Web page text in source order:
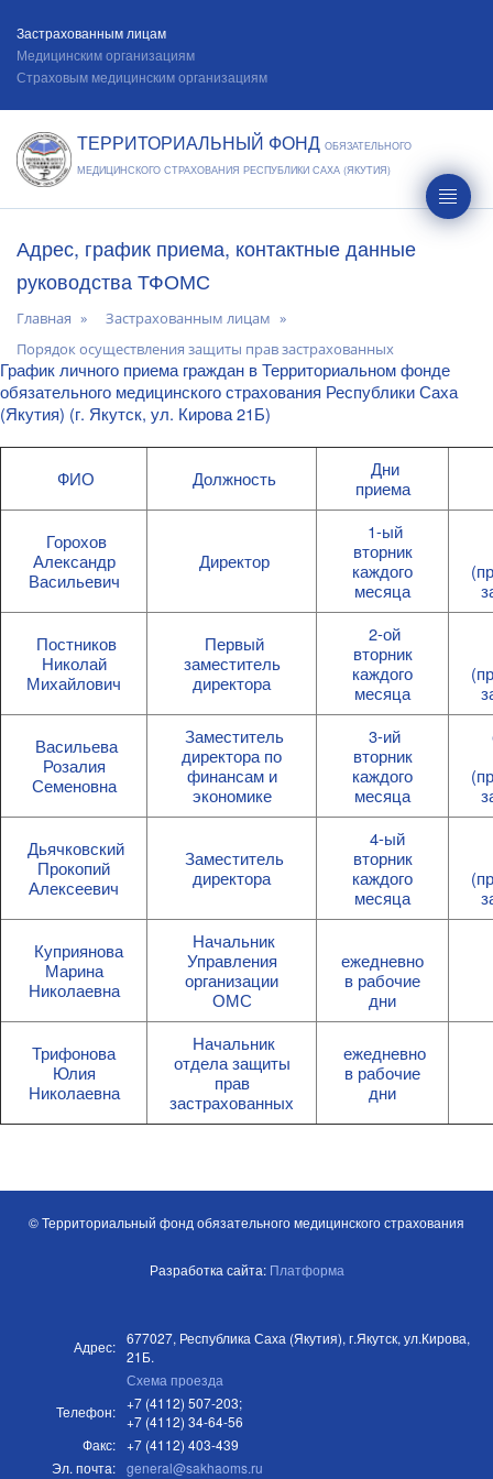
Застрахованным лицам
Медицинским организациям
Страховым медицинским организациям
ТЕРРИТОРИАЛЬНЫЙ ФОНД ОБЯЗАТЕЛЬНОГО
МЕДИЦИНСКОГО СТРАХОВАНИЯ РЕСПУБЛИКИ САХА (ЯКУТИЯ)
Адрес, график приема, контактные данные
руководства ТФОМС
Главная
Застрахованным лицам
Порядок осуществления защиты прав застрахованных
График личного приема граждан в Территориальном фонде
обязательного медицинского страхования Республики Саха
(Якутия) (г. Якутск, ул. Кирова 21Б)
ФИО Должность
Дни
приема
Горохов
Александр
Васильевич
Директор
1-ый
вторник
каждого
месяца
Постников
Николай
Михайлович
Первый
заместитель
директора
2-ой
вторник
каждого
месяца
Васильева
Розалия
Семеновна
Заместитель
директора по
финансам и
экономике
3-ий
вторник
каждого
месяца
Дьячковский
Прокопий
Алексеевич
Заместитель
директора
4-ый
вторник
каждого
месяца
Куприянова
Марина
Николаевна
Начальник
Управления
организации
ОМС
ежедневно
в рабочие
дни
Трифонова
Юлия
Николаевна
Начальник
отдела защиты
прав
застрахованных
ежедневно
в рабочие
дни
© Территориальный фонд обязательного медицинского страхования
Разработка сайта: Платформа
Адрес: 677027, Республика Саха (Якутия), г.Якутск, ул.Кирова,
21Б.
Схема проезда
Телефон: +7 (4112) 507-203;
+7 (4112) 34-64-56
Факс: +7 (4112) 403-439
Эл. почта: general@sakhaoms.ru